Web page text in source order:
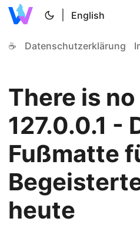
English
☕ Datenschutzerklärung
There is
127.0.0.1 -
Fußmatte
heute